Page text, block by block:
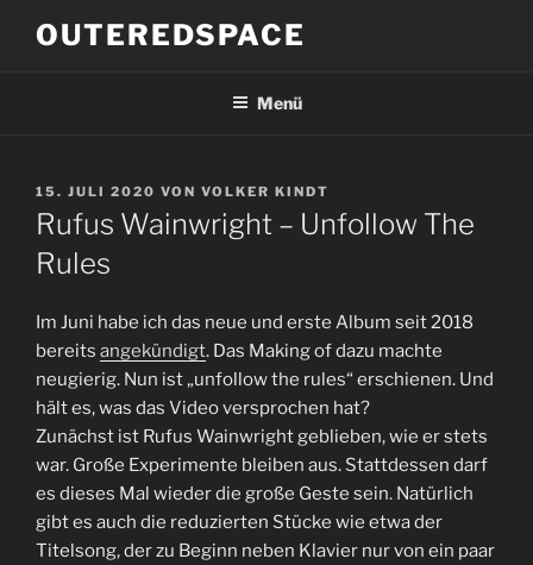
InhaltOUTEREDSPACE
Menü
VERÖFFENTLICHT
AM
15. JULI 2020 VON VOLKER KINDT
Rufus Wainwright – Unfollow The
Rules
Im Juni habe ich das neue und erste Album seit 2018
bereits angekündigt. Das Making of dazu machte
neugierig. Nun ist „unfollow the rules“ erschienen. Und
hält es, was das Video versprochen hat?
Zunächst ist Rufus Wainwright geblieben, wie er stets
war. Große Experimente bleiben aus. Stattdessen darf
es dieses Mal wieder die große Geste sein. Natürlich
gibt es auch die reduzierten Stücke wie etwa der
Titelsong, der zu Beginn neben Klavier nur von ein paar